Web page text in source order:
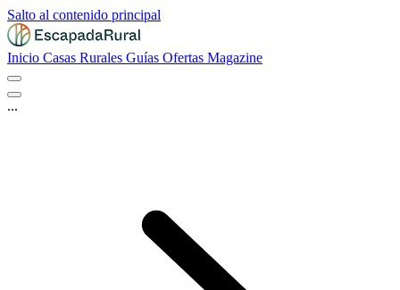
Salto al contenido principal
Inicio Casas Rurales Guías Ofertas Magazine
...